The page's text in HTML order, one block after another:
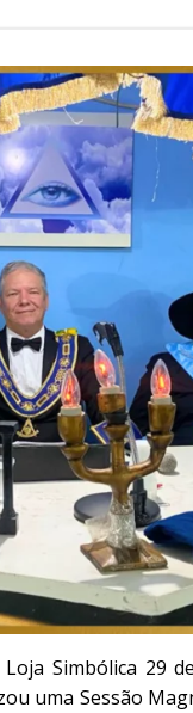
Simbólica 29
uma Sessão